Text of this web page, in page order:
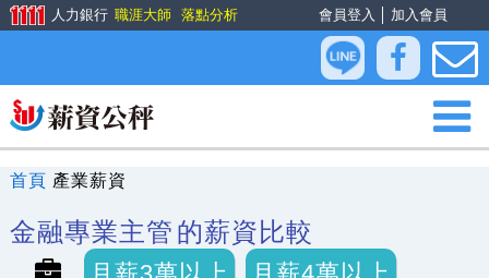
會員登入 加入會員
人力銀行 職涯大師 落點分析
首頁 產業薪資
金融專業主管 的薪資比較